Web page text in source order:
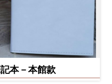
本－本館款